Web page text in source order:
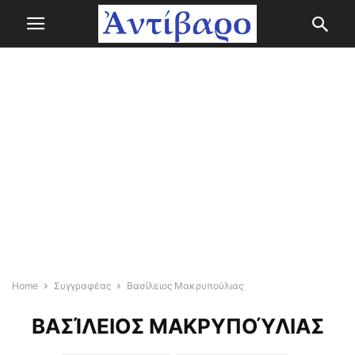
Home Συγγραφέας Βασίλειος Μακρυπούλιας
ΒΑΣΊΛΕΙΟΣ ΜΑΚΡΥΠΟΎΛΙΑΣ